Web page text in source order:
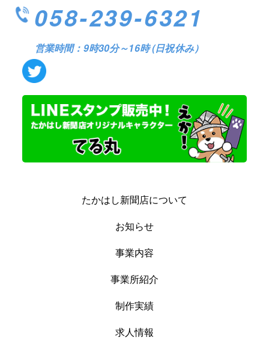
058-239-6321
たかはし新聞店について
お知らせ
事業内容
事業所紹介
制作実績
求人情報